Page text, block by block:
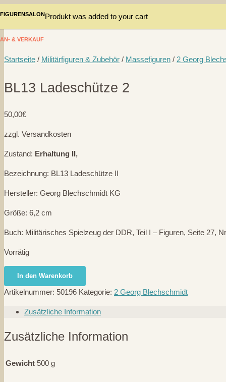
FIGURENSALON
AN- & VERKAUF
Produkt was added to your cart
Startseite / Militärfiguren & Zubehör / Massefiguren / 2 Georg
BL13 Ladeschütze 2
50,00€
zzgl. Versandkosten
Zustand: Erhaltung II,
Bezeichnung: BL13 Ladeschütze II
Hersteller: Georg Blechschmidt KG
Größe: 6,2 cm
Buch: Militärisches Spielzeug der DDR, Teil I – Figuren, Seite 27,
Vorrätig
BL13
Ladeschütze
2
Menge
In den Warenkorb
Artikelnummer: 50196 Kategorie: 2 Georg Blechschmidt
Zusätzliche Information
Zusätzliche Information
Gewicht 500 g